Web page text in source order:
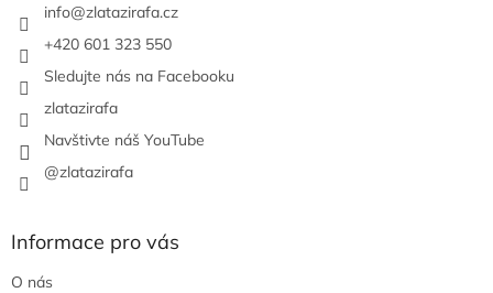
info@zlatazirafa.cz
+420 601 323 550
Sledujte nás na Facebooku
zlatazirafa
Navštivte náš YouTube
@zlatazirafa
Informace pro vás
O nás